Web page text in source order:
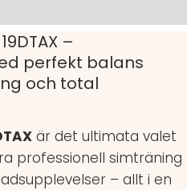
–
perfekt balans
och total
är det ultimata valet
professionell simträning
– allt i en